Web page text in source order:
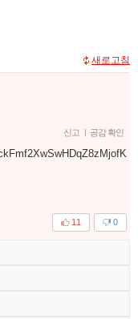
새로고침
신고 | 공감 확인
0
11